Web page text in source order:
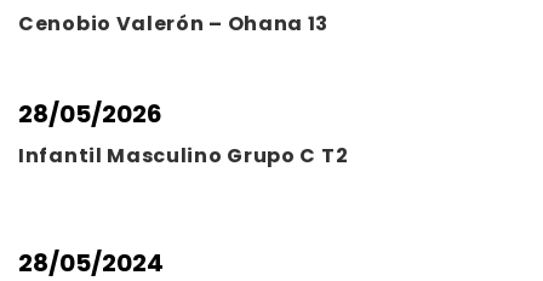
Cenobio Valerón – Ohana 13
28/05/2026
Infantil Masculino Grupo C T2
28/05/2024